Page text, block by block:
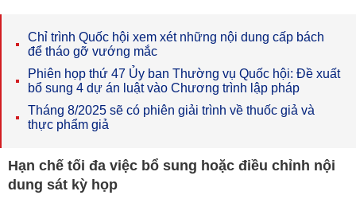
Chỉ trình Quốc hội xem xét những nội dung cấp bách
để tháo gỡ vướng mắc
Phiên họp thứ 47 Ủy ban Thường vụ Quốc hội: Đề xuất
bổ sung 4 dự án luật vào Chương trình lập pháp
Tháng 8/2025 sẽ có phiên giải trình về thuốc giả và
thực phẩm giả
Hạn chế tối đa việc bổ sung hoặc điều chỉnh nội
dung sát kỳ họp